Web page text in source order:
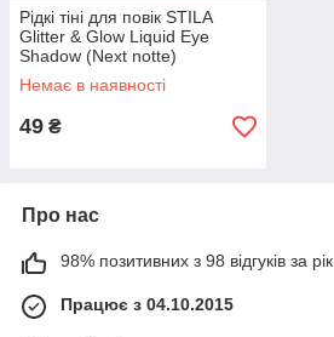
Рідкі тіні для повік STILA
Glitter & Glow Liquid Eye
Shadow (Next notte)
Немає в наявності
49 ₴
Про нас
98% позитивних з 98 відгуків за рік
Працює з 04.10.2015